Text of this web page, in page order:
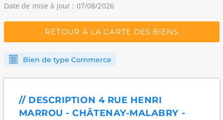
Date de mise à jour : 07/08/2026
RETOUR À LA CARTE DES BIENS
Bien de type Commerce
// DESCRIPTION 4 RUE HENRI
MARROU - CHÂTENAY-MALABRY -